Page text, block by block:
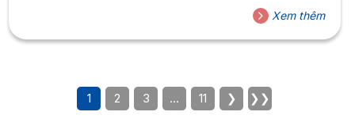
tác, hữu nghị và sự gắn kết bền chặt giữa Đại học Hoa
Sen với các cơ quan đại diện ngoại giao. Buổi gặp mặt với
đại diện Tổng Lãnh...
Xem thêm
1 2 3 … 11 ❯ ❯❯